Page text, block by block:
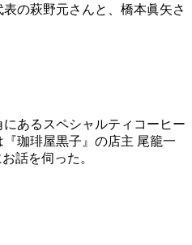
の萩野元さんと、橋本眞矢さ
あるスペシャルティコーヒー
珈琲屋黒子』の店主 尾籠一
話を伺った。